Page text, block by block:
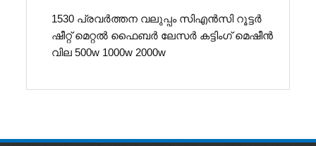
1530 പ്രവർത്തന വലുപ്പം സി‌എൻ‌സി റൂട്ടർ
ഷീറ്റ് മെറ്റൽ ഫൈബർ ലേസർ കട്ടിംഗ് മെഷീൻ
വില 500w 1000w 2000w